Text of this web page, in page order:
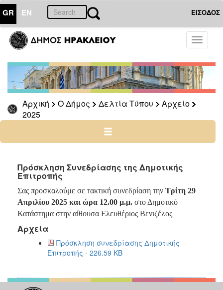
GR EN ΕΙΣΟΔΟΣ
Toggle
Αρχική Ο Δήμος Δελτία Τύπου
Αρχείο
2025
ΔΗΜΟΣ
Δελτία
Τύπου
Αρχείο
2026
2025
2022
2021
2020
2018
2017
2016
2013
Πρόσκληση Συνεδρίασης της Δημοτικής
Επιτροπής
Σας προσκαλούμε σε τακτική συνεδρίαση την Τρίτη 29
Απριλίου 2025 και ώρα 12.00 μ.μ. στο Δημοτικό
Κατάστημα στην αίθουσα Ελευθέριος Βενιζέλος
Αρχεία
Πρόσκληση συνεδρίασης Δημοτικής
Επιτροπής - 226.59 KB